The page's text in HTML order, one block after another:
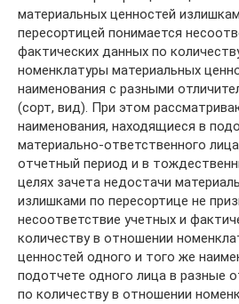
материальных ценностей
пересортицей понимается
фактических данных по
номенклатуры материальных
наименования с разными
(сорт, вид). При этом
наименования, находящиеся в
материально-ответственного
отчетный период и в
целях зачета недостачи
излишками по пересортице не
несоответствие учетных и
количеству в отношении
ценностей одного и того же
подотчете одного лица в разные
по количеству в отношении